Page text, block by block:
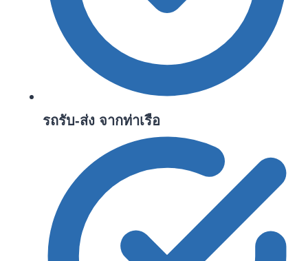
รถรับ-ส่ง จากท่าเรือ